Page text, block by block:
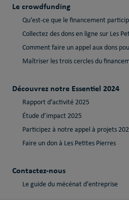
Le crowdfunding
Qu’est-ce que le financement
Collectez des dons en ligne sur Les
Comment faire un appel aux dons
Maîtriser les trois cercles du
Découvrez notre Essentiel 2024
Rapport d’activité 2025
Étude d’impact 2025
Participez à notre appel à projets
Faire un don à Les Petites Pierres
Contactez-nous
Le guide du mécénat d’entreprise